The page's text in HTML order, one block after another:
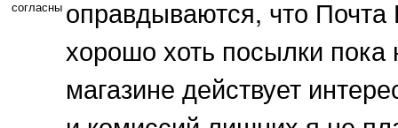
согласны оправдываются, что
хорошо хоть посылки
магазине действует